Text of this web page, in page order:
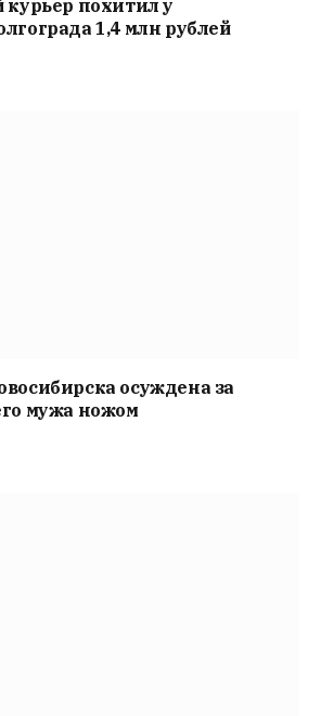
похитил у
1,4 млн рублей
осуждена за
мужа ножом